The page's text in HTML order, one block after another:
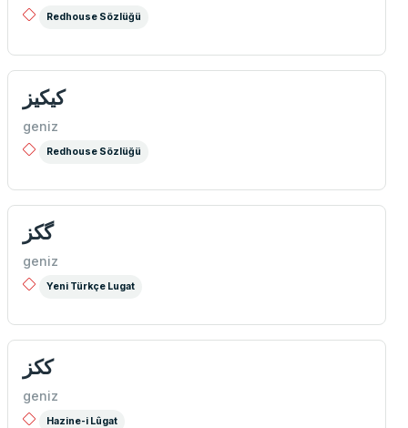
Redhouse Sözlüğü
كیكیز
geniz
Redhouse Sözlüğü
گكز
geniz
Yeni Türkçe Lugat
ككز
geniz
Hazine-i Lûgat